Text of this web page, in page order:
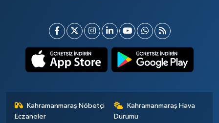
Kahramanmaraş Nöbetçi
Eczaneler
Kahramanmaraş Hava
Durumu